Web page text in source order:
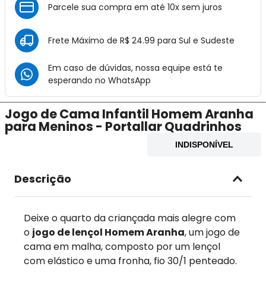
Parcele sua compra em até 10x sem juros
Frete Máximo de R$ 24.99 para Sul e Sudeste
Em caso de dúvidas, nossa equipe está te
esperando no WhatsApp
Jogo de Cama Infantil Homem Aranha
para Meninos - Portallar Quadrinhos
INDISPONÍVEL
Descrição
Deixe o quarto da criançada mais alegre com
o jogo de lençol Homem Aranha, um jogo de
cama em malha, composto por um lençol
com elástico e uma fronha, fio 30/1 penteado.